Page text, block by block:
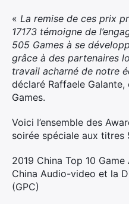
« La remise de ces prix
17173 témoigne de
505 Games à se
grâce à des partenaires
travail acharné de notre
déclaré Raffaele
Games.
Voici l’ensemble des
soirée spéciale aux titres
2019 China Top 10
China Audio-video et la
(GPC)